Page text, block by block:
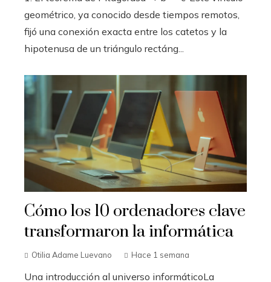
geométrico, ya conocido desde tiempos remotos,
fijó una conexión exacta entre los catetos y la
hipotenusa de un triángulo rectáng...
Cómo los 10 ordenadores clave
transformaron la informática
Otilia Adame Luevano Hace 1 semana
Una introducción al universo informáticoLa